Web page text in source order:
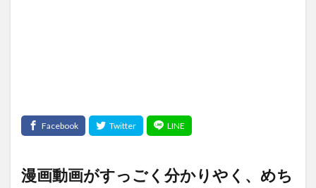
漫画動画がすっごく分かりやく、めち